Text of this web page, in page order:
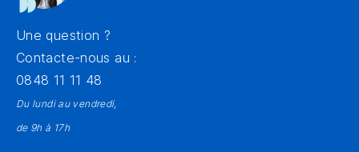
Une question ?
Contacte-nous au :
0848 11 11 48
Du lundi au vendredi,
de 9h à 17h